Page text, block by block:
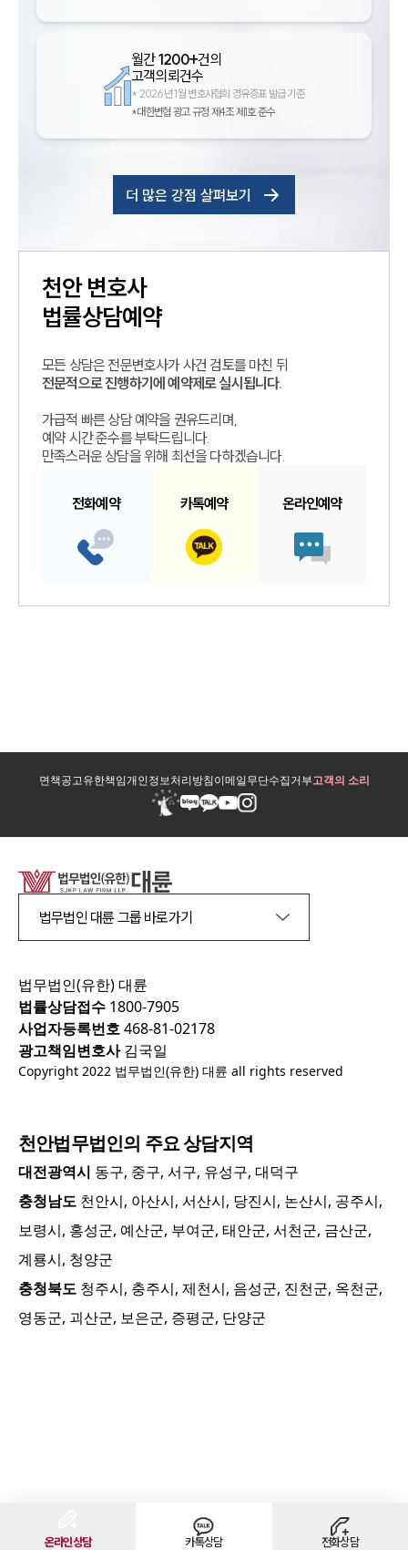
온라인상담 카톡상담 전화상담
월간1200+건의
고객의뢰건수
* 2026년 1월 변호사협회 경유증표 발급 기준
*대한변협 광고 규정 제4조 제1호 준수
더 많은 강점 살펴보기
천안변호사
법률상담예약
모든 상담은 전문변호사가 사건 검토를 마친 뒤
전문적으로 진행하기에 예약제로 실시됩니다.
가급적 빠른 상담 예약을 권유드리며,
예약 시간 준수를 부탁드립니다.
만족스러운 상담을 위해 최선을 다하겠습니다.
전화예약 카톡예약 온라인예약
면책공고유한책임개인정보처리방침이메일무단수집거부고객의 소리
법무법인 대륜 그룹 바로가기
법무법인(유한) 대륜
법률상담접수 1800-7905
사업자등록번호468-81-02178
광고책임변호사김국일
Copyright 2022 법무법인(유한) 대륜 all rights reserved
천안법무법인의 주요 상담지역
대전광역시 동구, 중구, 서구, 유성구, 대덕구
충청남도 천안시, 아산시, 서산시, 당진시, 논산시, 공주시,
보령시, 홍성군, 예산군, 부여군, 태안군, 서천군, 금산군,
계룡시, 청양군
충청북도 청주시, 충주시, 제천시, 음성군, 진천군, 옥천군,
영동군, 괴산군, 보은군, 증평군, 단양군